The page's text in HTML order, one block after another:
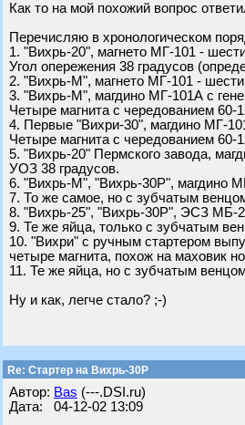
Как то на мой похожий вопрос
Перечисляю в хронологическом
1. "Вихрь-20", магнето МГ-101 -
Угол опережения 38 градусов
2. "Вихрь-М", магнето МГ-101 -
3. "Вихрь-М", магдино МГ-101А с
Четыре магнита с чередованием 60-
4. Первые "Вихри-30", магдино МГ-
Четыре магнита с чередованием 60-
5. "Вихрь-20" Пермского завода,
УОЗ 38 градусов.
6. "Вихрь-М", "Вихрь-30Р", магдино
7. То же самое, но с зубчатым
8. "Вихрь-25", "Вихрь-30Р", ЭСЗ МБ-
9. Те же яйца, только с зубчатым
10. "Вихри" с ручным стартером
четыре магнита, похож на маховик
11. Те же яйца, но с зубчатым
Ну и как, легче стало? ;-)
Re: Стартер на Вихрь-30Р
Автор: Bas (---.DSI.ru)
Дата: 04-12-02 13:09